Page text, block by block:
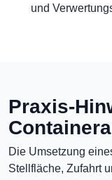
und
Praxis-
Die Umsetzung
Stellfläche, Zufahrt